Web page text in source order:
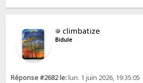
climbatize
Bidule
Réponse #2682 le:lun. 1 juin 2026, 19:35:05